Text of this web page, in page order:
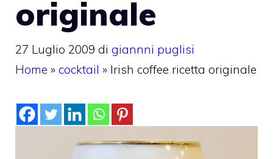
originale
27 Luglio 2009 di giannni puglisi
Home » cocktail » Irish coffee ricetta originale